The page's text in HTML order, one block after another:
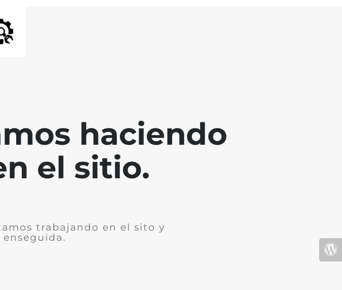
haciendo
el sitio.
trabajando en el sito y